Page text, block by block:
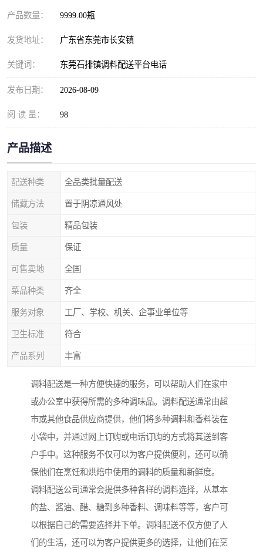
产品数量： 9999.00瓶
发货地址： 广东省东莞市长安镇
关键词： 东莞石排镇调料配送平台电话
发布日期： 2026-08-09
阅 读 量： 98
产品描述
配送种类 全品类批量配送
储藏方法 置于阴凉通风处
包装 精品包装
质量 保证
可售卖地 全国
菜品种类 齐全
服务对象 工厂、学校、机关、企事业单位等
卫生标准 符合
产品系列 丰富
调料配送是一种方便快捷的服务，可以帮助人们在家中
或办公室中获得所需的多种调味品。调料配送通常由超
市或其他食品供应商提供，他们将多种调料和香料装在
小袋中，并通过网上订购或电话订购的方式将其送到客
户手中。这种服务不仅可以为客户提供便利，还可以确
保他们在烹饪和烘焙中使用的调料的质量和新鲜度。
调料配送公司通常会提供多种各样的调料选择，从基本
的盐、酱油、醋、糖到多种香料、调味料等等，客户可
以根据自己的需要选择并下单。调料配送不仅方便了人
们的生活，还可以为客户提供更多的选择，让他们在烹